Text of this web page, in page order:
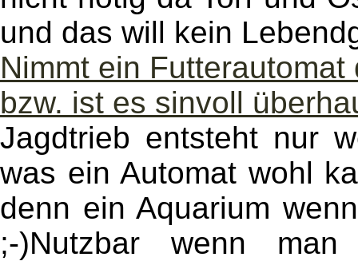
und das will kein
Nimmt ein
bzw. ist es sinvoll
Jagdtrieb entsteht nur
was ein Automat wohl
denn ein Aquarium
;-)Nutzbar wenn